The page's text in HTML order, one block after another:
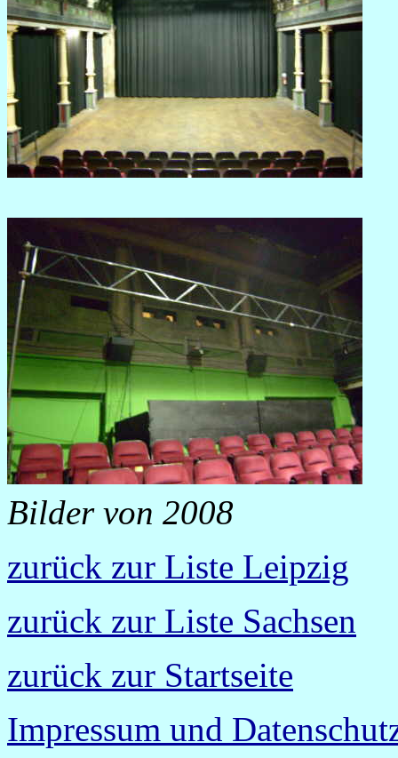
Bilder von 2008
zurück zur Liste Leipzig
zurück zur Liste Sachsen
zurück zur Startseite
Impressum und